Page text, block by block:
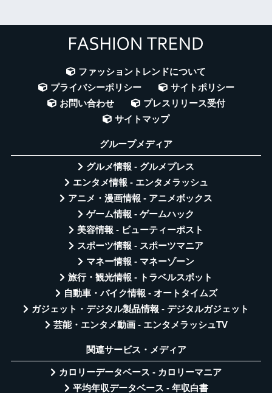
ファッショントレンドについて
プライバシーポリシー
サイトポリシー
お問い合わせ
プレスリリース受付
サイトマップ
グループメディア
グルメ情報 - グルメプレス
エンタメ情報 - エンタメラッシュ
アニメ・漫画情報 - アニメボックス
ゲーム情報 - ゲームハック
美容情報 - ビューティーポスト
スポーツ情報 - スポーツマニア
マネー情報 - マネーゾーン
旅行・観光情報 - トラベルスポット
自動車・バイク情報 - オートタイムズ
ガジェット・デジタル製品情報 - デジタルガジェット
芸能・エンタメ動画 - エンタメラッシュTV
関連サービス・メディア
カロリーデータベース - カロリーマニア
平均年収データベース - 年収白書